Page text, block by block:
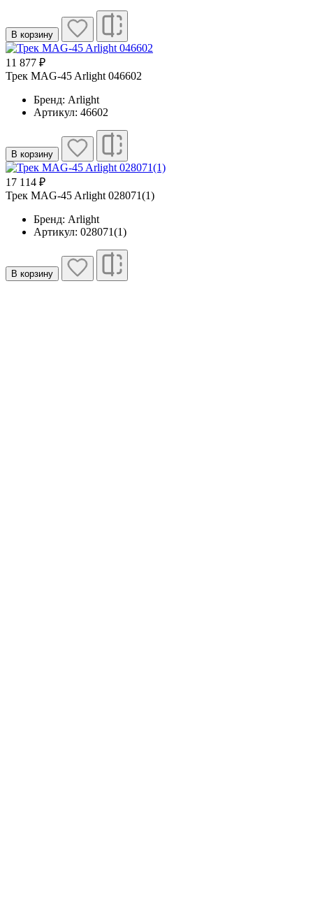
В корзину
11 877 ₽
Трек MAG-45 Arlight 046602
Бренд: Arlight
Артикул: 46602
В корзину
17 114 ₽
Трек MAG-45 Arlight 028071(1)
Бренд: Arlight
Артикул: 028071(1)
В корзину